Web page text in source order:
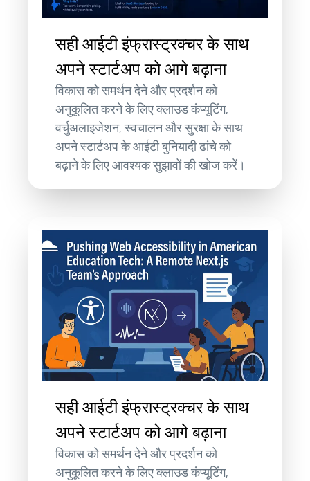
सही आईटी इंफ्रास्ट्रक्चर के साथ
अपने स्टार्टअप को आगे बढ़ाना
विकास को समर्थन देने और प्रदर्शन को
अनुकूलित करने के लिए क्लाउड कंप्यूटिंग,
वर्चुअलाइजेशन, स्वचालन और सुरक्षा के साथ
अपने स्टार्टअप के आईटी बुनियादी ढांचे को
बढ़ाने के लिए आवश्यक सुझावों की खोज करें।
सही आईटी इंफ्रास्ट्रक्चर के साथ
अपने स्टार्टअप को आगे बढ़ाना
विकास को समर्थन देने और प्रदर्शन को
अनुकूलित करने के लिए क्लाउड कंप्यूटिंग,